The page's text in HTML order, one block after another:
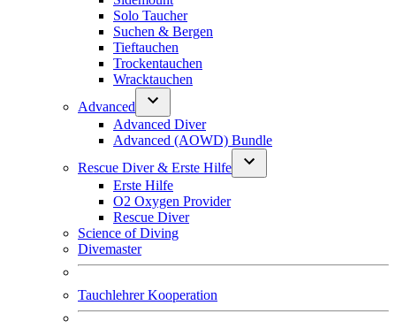
Solo Taucher
Suchen & Bergen
Tieftauchen
Trockentauchen
Wracktauchen
Advanced
Advanced Diver
Advanced (AOWD) Bundle
Rescue Diver & Erste Hilfe
Erste Hilfe
O2 Oxygen Provider
Rescue Diver
Science of Diving
Divemaster
Tauchlehrer Kooperation